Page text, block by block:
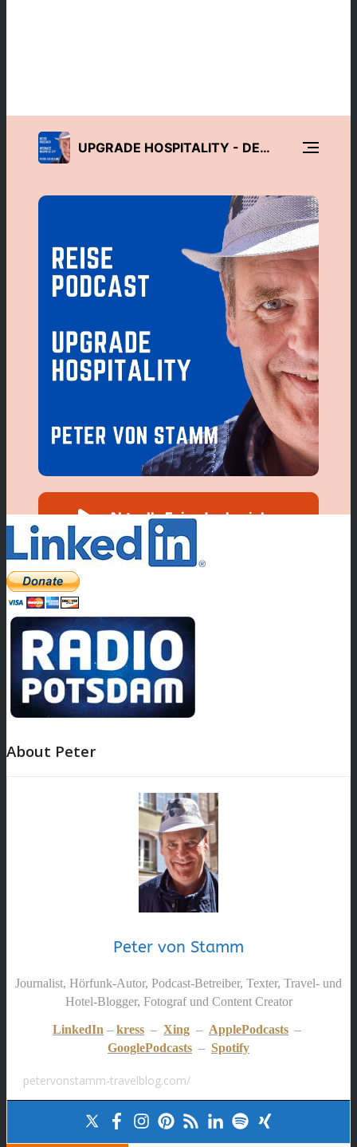
About Peter
Peter von Stamm
Journalist, Hörfunk-Autor, Podcast-Betreiber, Texter, Travel- und
Hotel-Blogger, Fotograf und Content Creator
LinkedIn – kress – Xing – ApplePodcasts –
GooglePodcasts – Spotify
petervonstamm-travelblog.com/